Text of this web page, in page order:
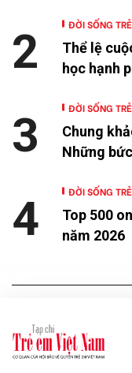
ĐỜI SỐNG
Thể lệ
học hạnh
2
ĐỜI SỐNG
Chung
Những
3
ĐỜI SỐNG
Top 500
năm 2026
4